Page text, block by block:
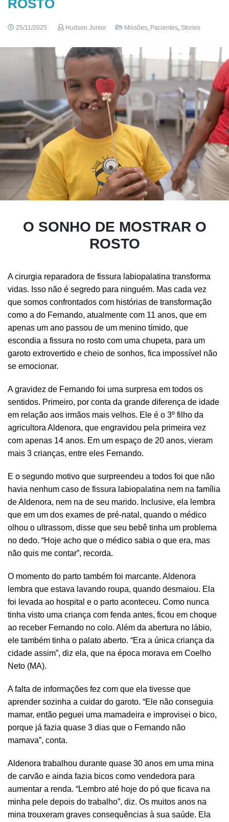
ROSTO
25/11/2025 Hudson Junior Missões, Pacientes, Stories
O SONHO DE MOSTRAR O
ROSTO
A cirurgia reparadora de fissura labiopalatina transforma
vidas. Isso não é segredo para ninguém. Mas cada vez
que somos confrontados com histórias de transformação
como a do Fernando, atualmente com 11 anos, que em
apenas um ano passou de um menino tímido, que
escondia a fissura no rosto com uma chupeta, para um
garoto extrovertido e cheio de sonhos, fica impossível não
se emocionar.
A gravidez de Fernando foi uma surpresa em todos os
sentidos. Primeiro, por conta da grande diferença de idade
em relação aos irmãos mais velhos. Ele é o 3º filho da
agricultora Aldenora, que engravidou pela primeira vez
com apenas 14 anos. Em um espaço de 20 anos, vieram
mais 3 crianças, entre eles Fernando.
E o segundo motivo que surpreendeu a todos foi que não
havia nenhum caso de fissura labiopalatina nem na família
de Aldenora, nem na de seu marido. Inclusive, ela lembra
que em um dos exames de pré-natal, quando o médico
olhou o ultrassom, disse que seu bebê tinha um problema
no dedo. “Hoje acho que o médico sabia o que era, mas
não quis me contar”, recorda.
O momento do parto também foi marcante. Aldenora
lembra que estava lavando roupa, quando desmaiou. Ela
foi levada ao hospital e o parto aconteceu. Como nunca
tinha visto uma criança com fenda antes, ficou em choque
ao receber Fernando no colo. Além da abertura no lábio,
ele também tinha o palato aberto. “Era a única criança da
cidade assim”, diz ela, que na época morava em Coelho
Neto (MA).
A falta de informações fez com que ela tivesse que
aprender sozinha a cuidar do garoto. “Ele não conseguia
mamar, então peguei uma mamadeira e improvisei o bico,
porque já fazia quase 3 dias que o Fernando não
mamava”, conta.
Aldenora trabalhou durante quase 30 anos em uma mina
de carvão e ainda fazia bicos como vendedora para
aumentar a renda. “Lembro até hoje do pó que ficava na
minha pele depois do trabalho”, diz. Os muitos anos na
mina trouxeram graves consequências à sua saúde. Ela